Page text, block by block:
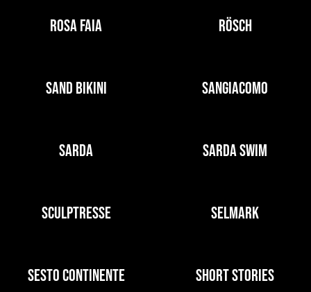
ROSA FAIA RÖSCH
SAND BIKINI SANGIACOMO
SARDA SARDA SWIM
SCULPTRESSE SELMARK
SESTO CONTINENTE SHORT STORIES